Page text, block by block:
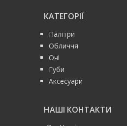
КАТЕГОРІЇ
Палітри
Обличчя
Очі
Губи
Аксесуари
НАШІ КОНТАКТИ
Україна